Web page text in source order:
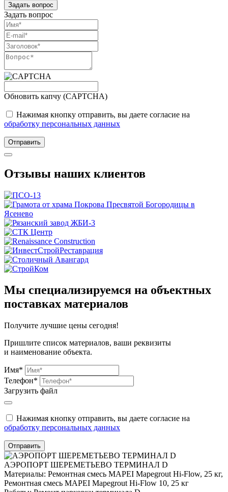
Задать вопрос
Задать вопрос
Обновить капчу (CAPTCHA)
Нажимая кнопку отправить, вы даете согласие на
обработку персональных данных
Отправить
Отзывы наших клиентов
Мы специализируемся на объектных
поставках материалов
Получите лучшие цены сегодня!
Пришлите список материалов, ваши реквизиты
и наименование объекта.
Имя*
Телефон*
Загрузить файл
Нажимая кнопку отправить, вы даете согласие на
обработку персональных данных
Отправить
АЭРОПОРТ ШЕРЕМЕТЬЕВО ТЕРМИНАЛ D
Материалы: Ремонтная смесь MAPEI Mapegrout Hi-Flow, 25 кг,
Ремонтная смесь MAPEI Mapegrout Hi-Flow 10, 25 кг